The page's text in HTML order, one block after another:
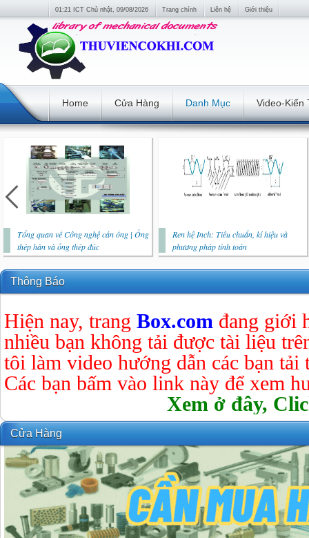
01:21 ICT Chủ nhật, 09/08/2026 Trang chính Liên hệ Giới thiệu
Home Cửa Hàng Danh Mục Video-Kiến
Tổng quan về Công nghệ cán ống | Ống
thép hàn và ống thép đúc
Ren hệ Inch: Tiêu chuẩn, kí hiệu và
phương pháp tính toán
Thông Báo
Hiện nay, trang Box.com đang giới
nhiều bạn không tải được tài liệu
tôi làm video hướng dẫn các bạn tải
Các bạn bấm vào link này để xem
Xem ở đây,
Cửa Hàng